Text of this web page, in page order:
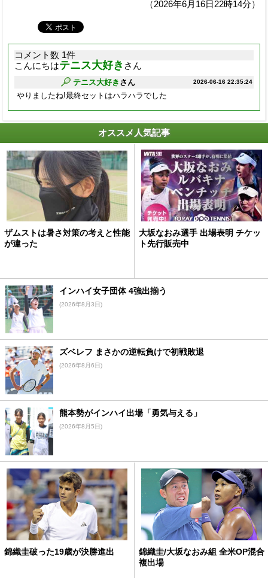
（2026年6月16日22時14分）
コメント数 1件
こんにちはテニス大好き さん
2026-06-16 22:35:24
テニス大好き さん
やりましたね!最終セットはハラハラでした
オススメ人気記事
ザムストは暑さ対策の考えと性能
が違った
大坂なおみ選手 出場表明 チケッ
ト先行販売中
インハイ女子団体 4強出揃う
(2026年8月3日)
ズベレフ まさかの逆転負けで初戦敗退
(2026年8月6日)
熊本勢がインハイ出場「勇気与える」
(2026年8月5日)
錦織圭破った19歳が決勝進出
錦織圭/大坂なおみ組 全米OP混合
複出場